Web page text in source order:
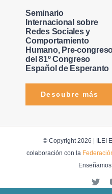
Seminario
Internacional sobre
Redes Sociales y
Comportamiento
Humano, Pre-
del 81º Congreso
Español de Esperanto
Descubre más
© Copyright 2026 | ILEI
colaboración con la